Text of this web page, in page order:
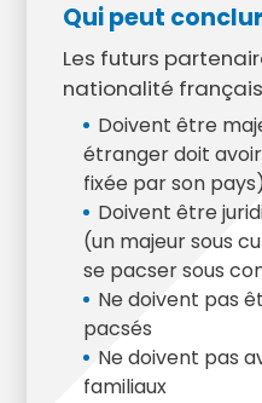
Qui peut
Les futurs
nationalité
Doivent être
étranger doit
fixée par son pays)
Doivent être
(un majeur sous
se pacser sous
Ne doivent pas
pacsés
Ne doivent pas
familiaux